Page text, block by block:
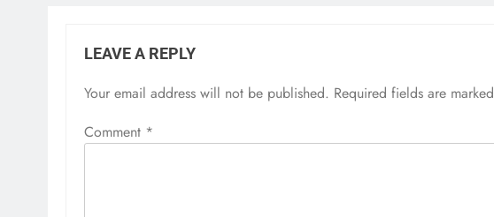
LEAVE A REPLY
Your email address will not be published. Required fields are marked
Comment *